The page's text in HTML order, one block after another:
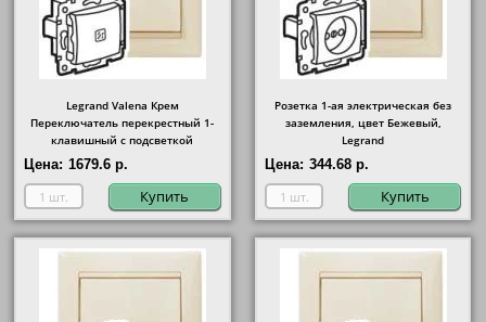
Legrand Valena Крем
Переключатель перекрестный 1-
клавишный с подсветкой
Цена: 1679.6 р.
Купить
Розетка 1-ая электрическая без
заземления, цвет Бежевый,
Legrand
Цена: 344.68 р.
Купить